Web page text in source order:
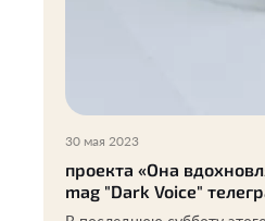
30 мая 2023
проекта «Она
mag "Dark Voice"